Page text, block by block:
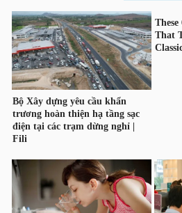
GIỚI
ĐÔNG
DƯƠNG
CHÍNH
CÁ